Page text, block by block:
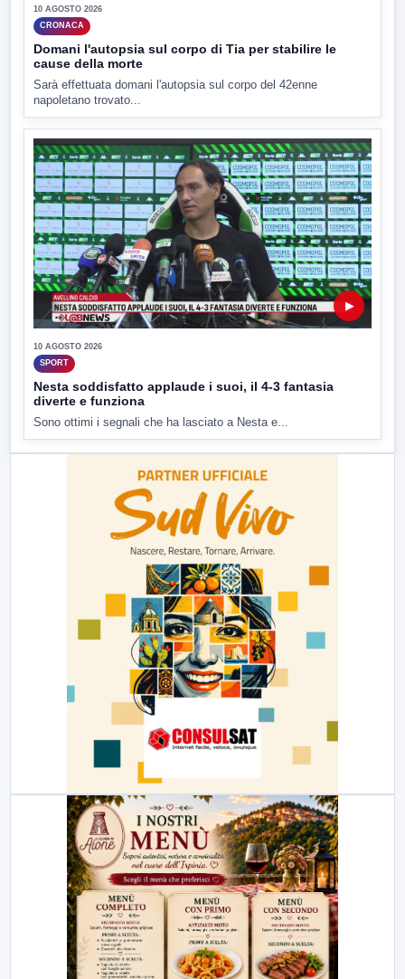
10 AGOSTO 2026
CRONACA
Domani l'autopsia sul corpo di Tia per stabilire le
cause della morte
Sarà effettuata domani l'autopsia sul corpo del 42enne
napoletano trovato...
▶
10 AGOSTO 2026
SPORT
Nesta soddisfatto applaude i suoi, il 4-3 fantasia
diverte e funziona
Sono ottimi i segnali che ha lasciato a Nesta e...